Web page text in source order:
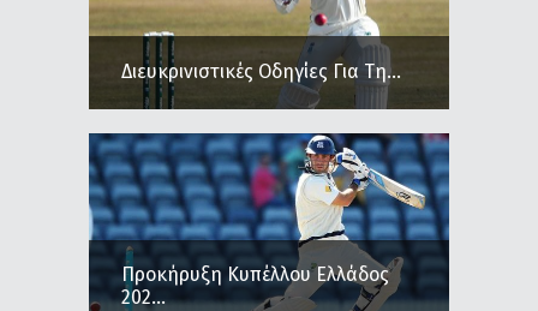
Διευκρινιστικές Οδηγίες Για Τη...
Προκήρυξη Κυπέλλου Ελλάδος
202...